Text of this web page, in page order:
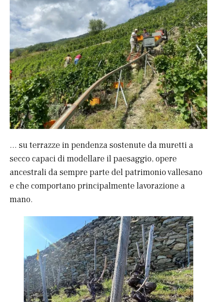
… su terrazze in pendenza sostenute da muretti a
secco capaci di modellare il paesaggio, opere
ancestrali da sempre parte del patrimonio vallesano
e che comportano principalmente lavorazione a
mano.